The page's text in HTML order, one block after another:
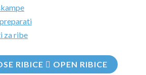
za ribe
RIBICE
OPEN RIBICE